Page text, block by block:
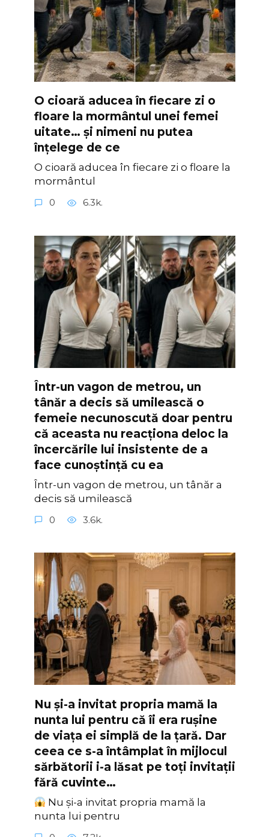
O cioară aducea în fiecare zi o
floare la mormântul unei femei
uitate… și nimeni nu putea
înțelege de ce
O cioară aducea în fiecare zi o floare la
mormântul
0 6.3k.
Într-un vagon de metrou, un
tânăr a decis să umilească o
femeie necunoscută doar pentru
că aceasta nu reacționa deloc la
încercările lui insistente de a
face cunoștință cu ea
Într-un vagon de metrou, un tânăr a
decis să umilească
0 3.6k.
Nu și-a invitat propria mamă la
nunta lui pentru că îi era rușine
de viața ei simplă de la țară. Dar
ceea ce s-a întâmplat în mijlocul
sărbătorii i-a lăsat pe toți invitații
fără cuvinte…
Nu și-a invitat propria mamă la
nunta lui pentru